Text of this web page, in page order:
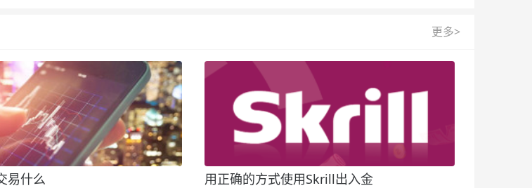
更多>
易什么 用正确的方式使用Skrill出入金